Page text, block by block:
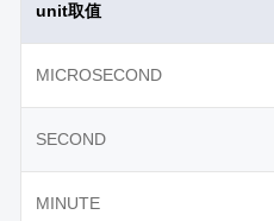
unit取值
MICROSECOND
SECOND
MINUTE